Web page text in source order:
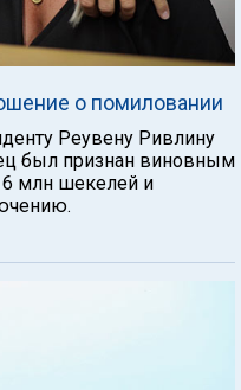
о помиловании
Реувену Ривлину
был признан виновным
млн шекелей и